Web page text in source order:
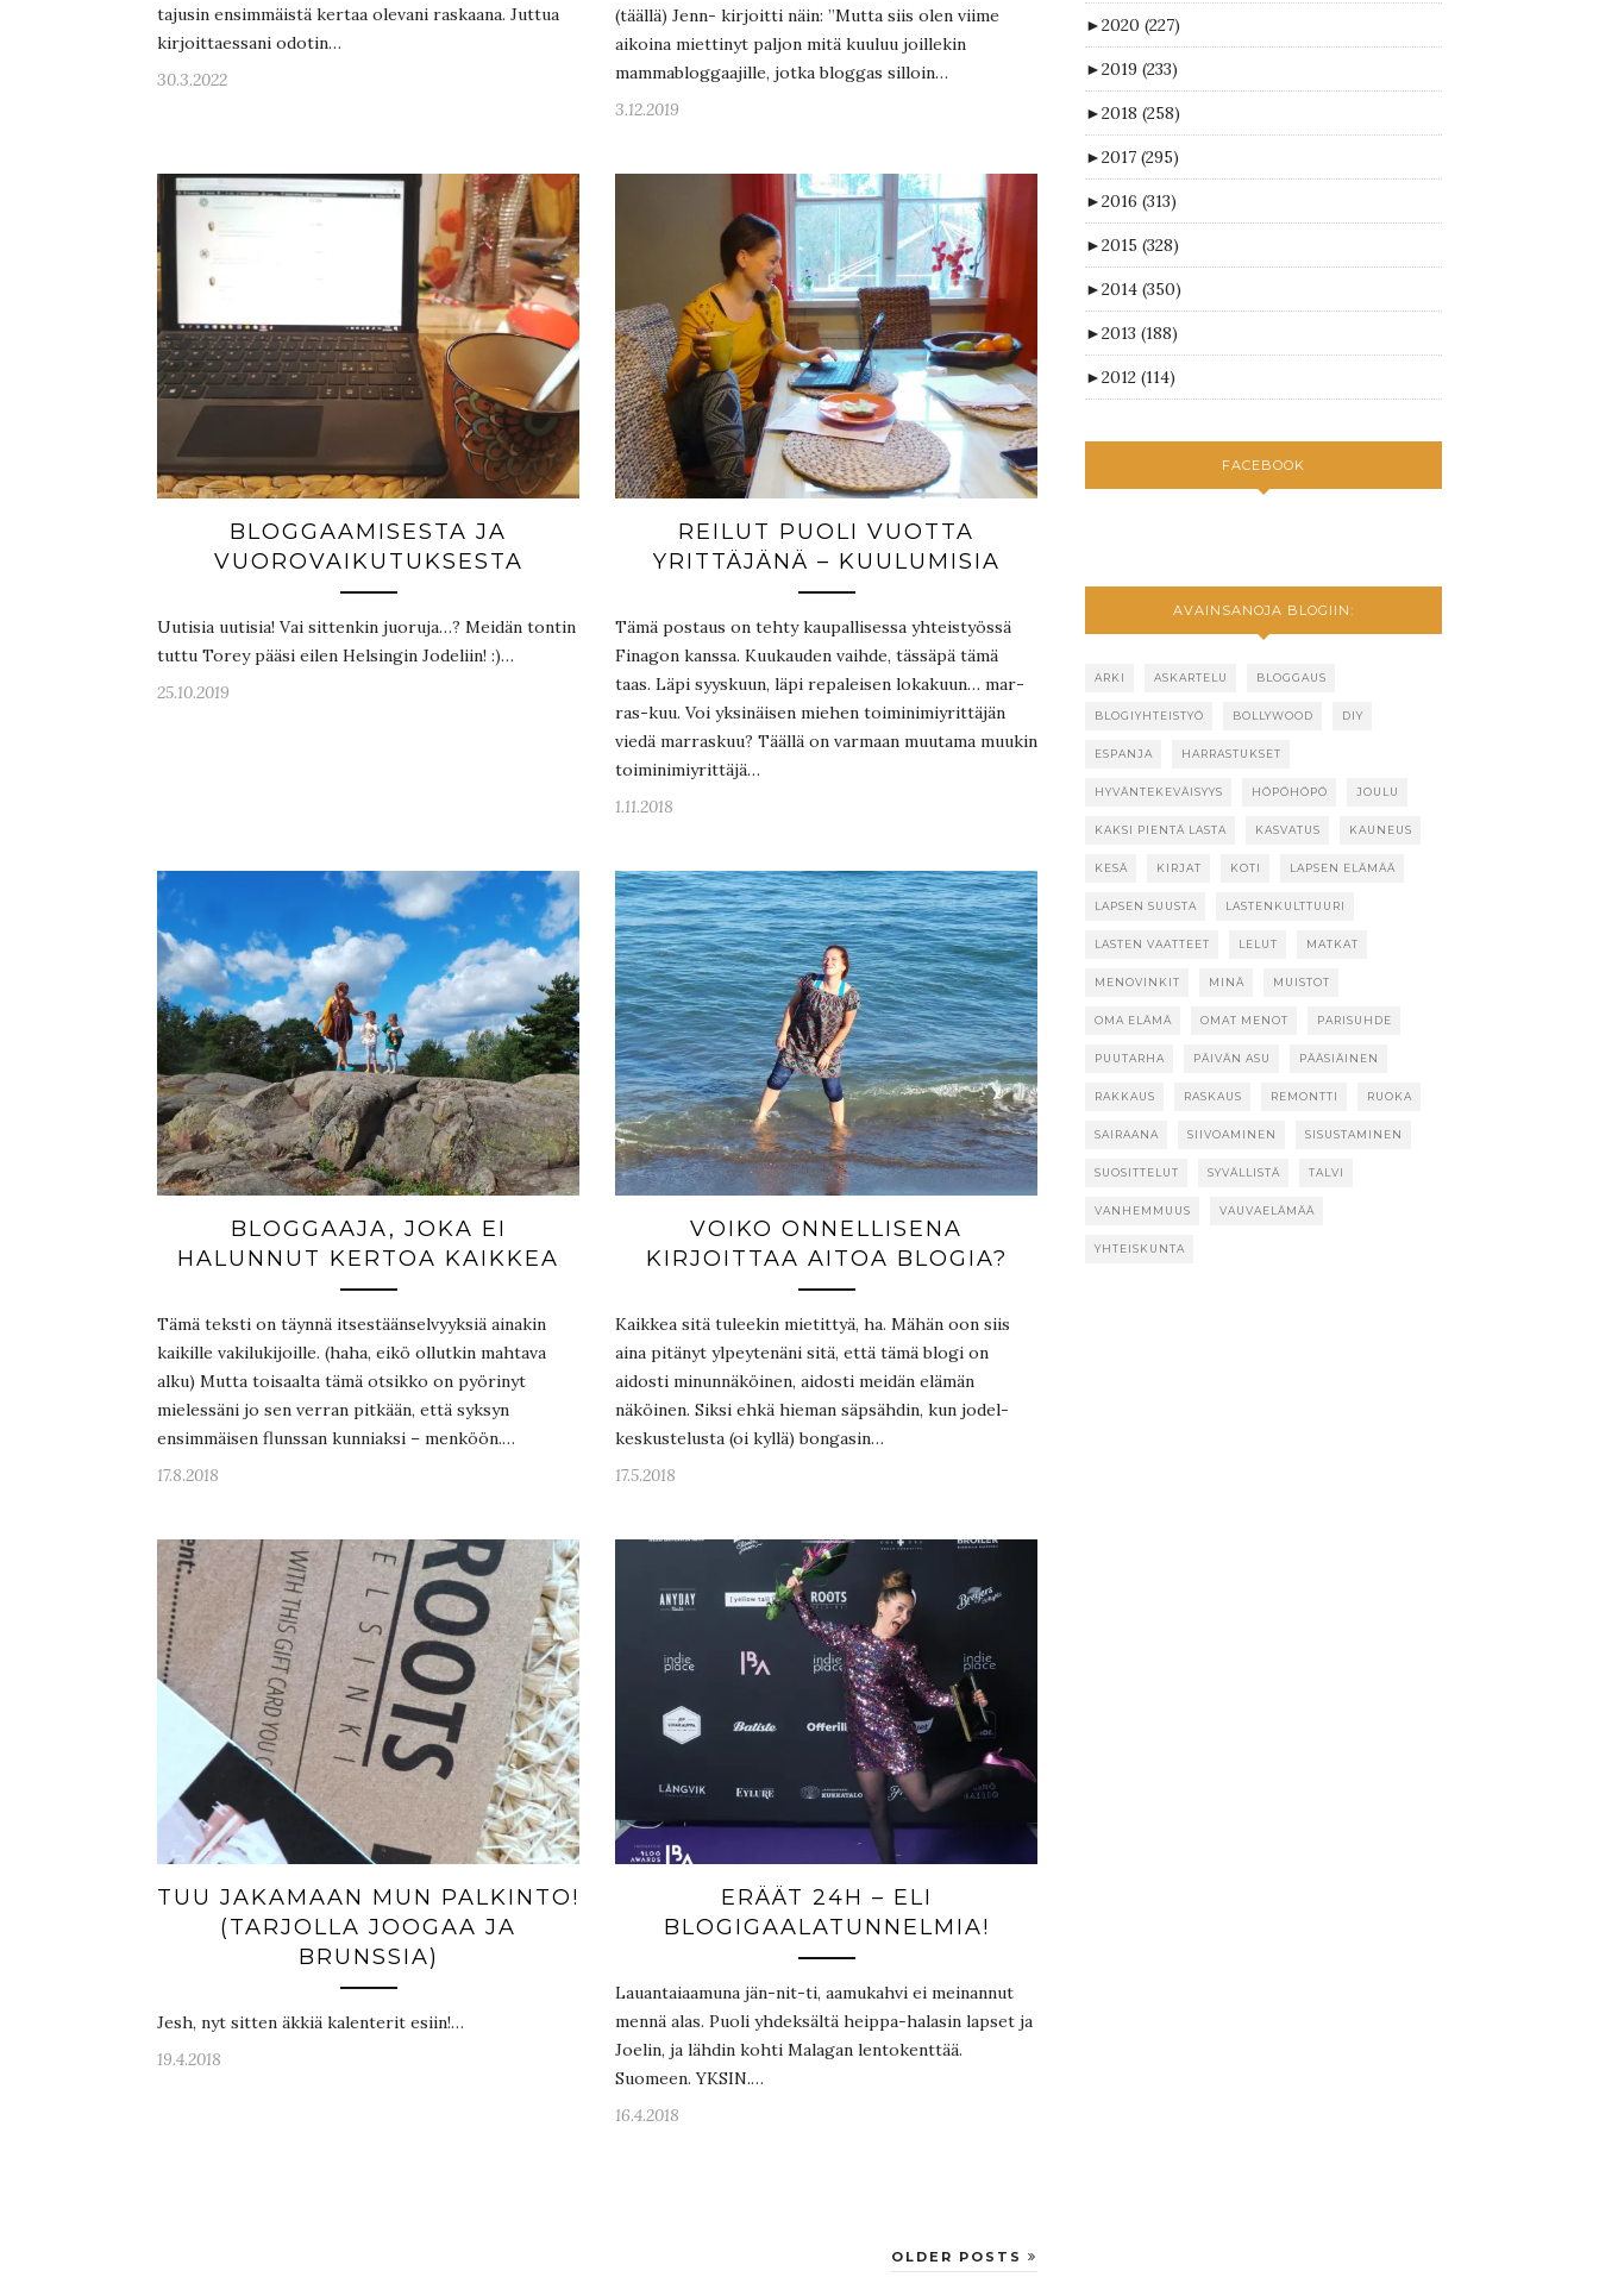
tajusin ensimmäistä kertaa olevani raskaana. Juttua
kirjoittaessani odotin…
30.3.2022
(täällä) Jenn- kirjoitti näin: ”Mutta siis olen viime
aikoina miettinyt paljon mitä kuuluu joillekin
mammabloggaajille, jotka bloggas silloin…
3.12.2019
BLOGGAAMISESTA JA
VUOROVAIKUTUKSESTA
Uutisia uutisia! Vai sittenkin juoruja…? Meidän tontin
tuttu Torey pääsi eilen Helsingin Jodeliin! :)…
25.10.2019
REILUT PUOLI VUOTTA
YRITTÄJÄNÄ – KUULUMISIA
Tämä postaus on tehty kaupallisessa yhteistyössä
Finagon kanssa. Kuukauden vaihde, tässäpä tämä
taas. Läpi syyskuun, läpi repaleisen lokakuun… mar-
ras-kuu. Voi yksinäisen miehen toiminimiyrittäjän
viedä marraskuu? Täällä on varmaan muutama muukin
toiminimiyrittäjä…
1.11.2018
BLOGGAAJA, JOKA EI
HALUNNUT KERTOA KAIKKEA
Tämä teksti on täynnä itsestäänselvyyksiä ainakin
kaikille vakilukijoille. (haha, eikö ollutkin mahtava
alku) Mutta toisaalta tämä otsikko on pyörinyt
mielessäni jo sen verran pitkään, että syksyn
ensimmäisen flunssan kunniaksi – menköön.…
17.8.2018
VOIKO ONNELLISENA
KIRJOITTAA AITOA BLOGIA?
Kaikkea sitä tuleekin mietittyä, ha. Mähän oon siis
aina pitänyt ylpeytenäni sitä, että tämä blogi on
aidosti minunnäköinen, aidosti meidän elämän
näköinen. Siksi ehkä hieman säpsähdin, kun jodel-
keskustelusta (oi kyllä) bongasin…
17.5.2018
TUU JAKAMAAN MUN PALKINTO!
(TARJOLLA JOOGAA JA
BRUNSSIA)
Jesh, nyt sitten äkkiä kalenterit esiin!…
19.4.2018
ERÄÄT 24H – ELI
BLOGIGAALATUNNELMIA!
Lauantaiaamuna jän-nit-ti, aamukahvi ei meinannut
mennä alas. Puoli yhdeksältä heippa-halasin lapset ja
Joelin, ja lähdin kohti Malagan lentokenttää.
Suomeen. YKSIN.…
16.4.2018
OLDER POSTS
►2020 (227)
►2019 (233)
►2018 (258)
►2017 (295)
►2016 (313)
►2015 (328)
►2014 (350)
►2013 (188)
►2012 (114)
FACEBOOK
AVAINSANOJA BLOGIIN:
ARKI ASKARTELU BLOGGAUS
BLOGIYHTEISTYÖ BOLLYWOOD DIY
ESPANJA HARRASTUKSET
HYVÄNTEKEVÄISYYS HÖPÖHÖPÖ JOULU
KAKSI PIENTÄ LASTA KASVATUS KAUNEUS
KESÄ KIRJAT KOTI LAPSEN ELÄMÄÄ
LAPSEN SUUSTA LASTENKULTTUURI
LASTEN VAATTEET LELUT MATKAT
MENOVINKIT MINÄ MUISTOT
OMA ELÄMÄ OMAT MENOT PARISUHDE
PUUTARHA PÄIVÄN ASU PÄÄSIÄINEN
RAKKAUS RASKAUS REMONTTI RUOKA
SAIRAANA SIIVOAMINEN SISUSTAMINEN
SUOSITTELUT SYVÄLLISTÄ TALVI
VANHEMMUUS VAUVAELÄMÄÄ
YHTEISKUNTA